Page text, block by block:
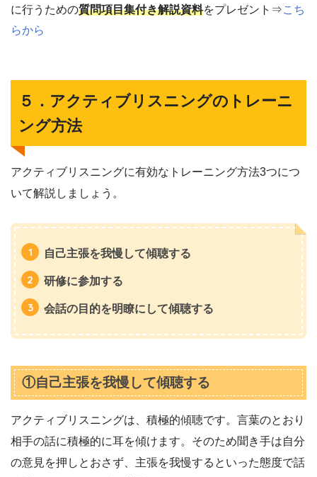
に行うための質問項目集付き解説資料をプレゼント⇒こち
らから
５．アクティブリスニングのトレーニ
ング方法
アクティブリスニングに有効なトレーニング方法3つにつ
いて解説しましょう。
自己主張を我慢して傾聴する
研修に参加する
会話の目的を明瞭にして傾聴する
①自己主張を我慢して傾聴する
アクティブリスニングは、積極的傾聴です。言葉のとおり
相手の話に積極的に耳を傾けます。そのため聞き手は自分
の意見を押しとおさず、主張を我慢するといった態度で話